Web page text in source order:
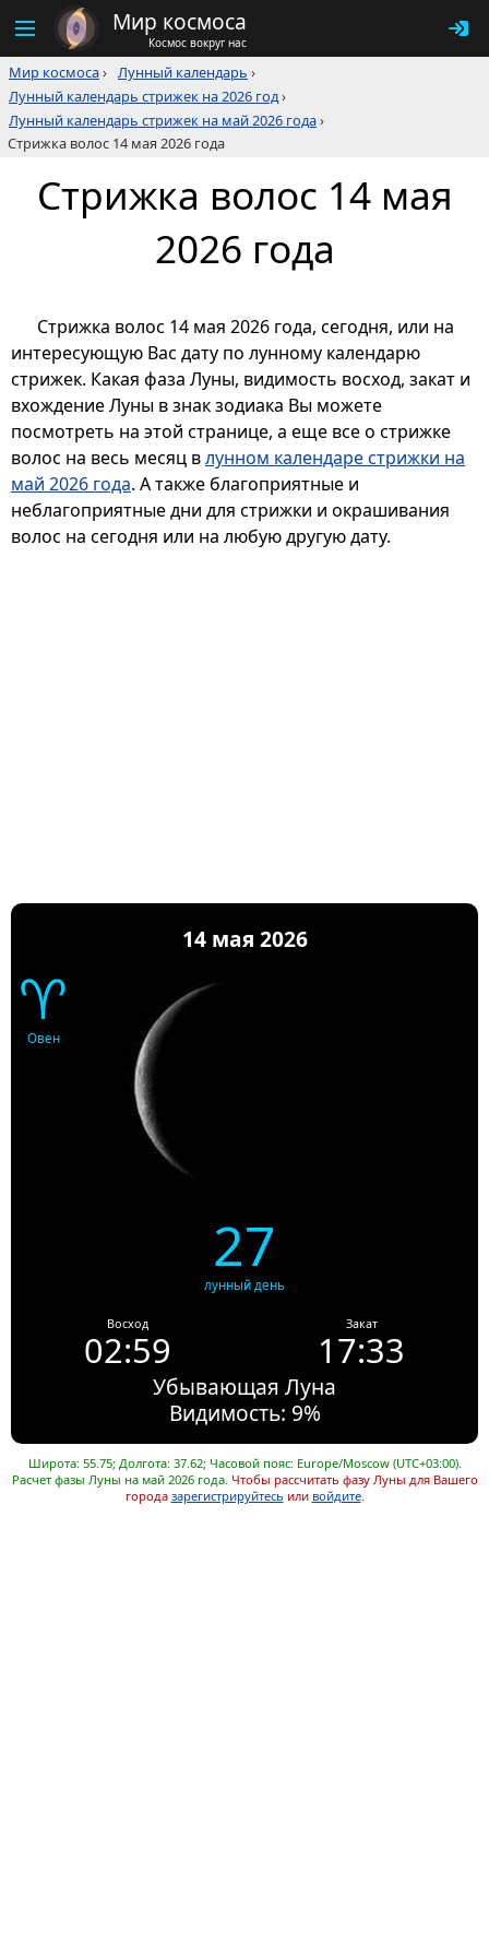
Мир космоса
Космос вокруг нас
Мир космоса› Лунный календарь ›
Лунный календарь стрижек на 2026 год›
Лунный календарь стрижек на май 2026 года›
Стрижка волос 14 мая 2026 года
Стрижка волос 14 мая
2026 года
Стрижка волос 14 мая 2026 года, сегодня, или на
интересующую Вас дату по лунному календарю
стрижек. Какая фаза Луны, видимость восход, закат и
вхождение Луны в знак зодиака Вы можете
посмотреть на этой странице, а еще все о стрижке
волос на весь месяц влунном календаре стрижки на
май 2026 года. А также благоприятные и
неблагоприятные дни для стрижки и окрашивания
волос на сегодня или на любую другую дату.
14 мая 2026
♈
Овен
27
лунный день
Восход
02:59
Закат
17:33
Убывающая Луна
Видимость: 9%
Широта: 55.75; Долгота: 37.62; Часовой пояс: Europe/Moscow (UTC+03:00).
Расчет фазы Луны на май 2026 года. Чтобы рассчитать фазу Луны для Вашего
города зарегистрируйтесь или войдите.